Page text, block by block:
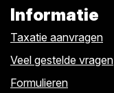
Informatie
Taxatie aanvragen
Veel gestelde vragen
Formulieren